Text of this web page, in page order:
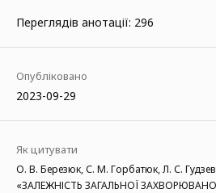
Переглядів анотації: 296
Опубліковано
2023-09-29
Як цитувати
О. В. Березюк, С. М. Горбатюк, Л. С.
«ЗАЛЕЖНІСТЬ ЗАГАЛЬНОЇ